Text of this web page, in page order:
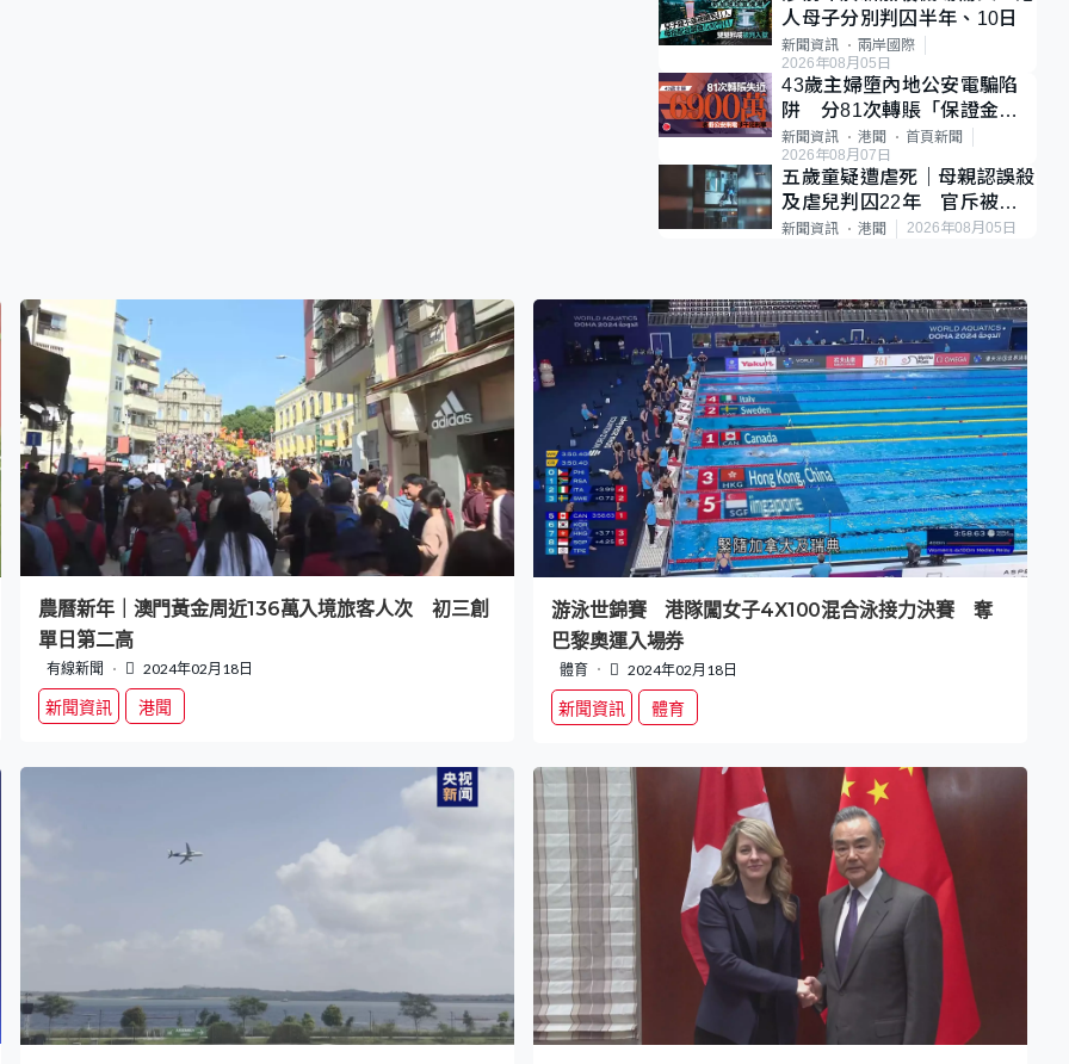
人母子分別判囚半年、10日
新聞資訊
兩岸國際
2026年08月05日
43歲主婦墮內地公安電騙陷
阱 分81次轉賬「保證金」
損失近6900萬元
新聞資訊 港聞
首頁新聞
2026年08月07日
五歲童疑遭虐死｜母親認誤殺
及虐兒判囚22年 官斥被告
殘忍、同類案最惡劣
新聞資訊 港聞 2026年08月05日
農曆新年｜澳門黃金周近136萬入境旅客人次 初三創
單日第二高
有線新聞 2024年02月18日
新聞資訊 港聞
游泳世錦賽 港隊闖女子4X100混合泳接力決賽 奪
巴黎奧運入場券
體育 2024年02月18日
新聞資訊 體育